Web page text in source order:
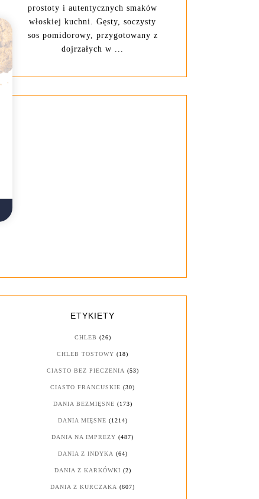
prostoty i autentycznych smaków
włoskiej kuchni. Gęsty, soczysty
sos pomidorowy, przygotowany z
dojrzałych w ...
ETYKIETY
CHLEB (26)
CHLEB TOSTOWY (18)
CIASTO BEZ PIECZENIA (53)
CIASTO FRANCUSKIE (30)
DANIA BEZMIĘSNE (173)
DANIA MIĘSNE (1214)
DANIA NA IMPREZY (487)
DANIA Z INDYKA (64)
DANIA Z KARKÓWKI (2)
DANIA Z KURCZAKA (607)